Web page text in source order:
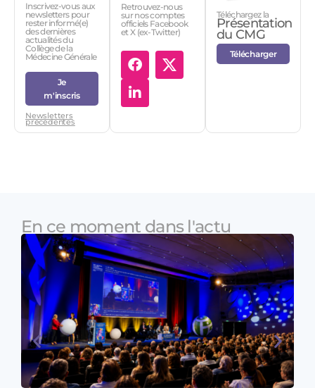
Inscrivez-vous aux
newsletters pour
rester informé(e)
des dernières
actualités du
Collège de la
Médecine Générale
Je
m'inscris
Newsletters
précédentes
Retrouvez-nous
sur nos comptes
officiels Facebook
et X (ex-Twitter)
Téléchargez la
Présentation
du CMG
Télécharger
En ce moment dans l'actu